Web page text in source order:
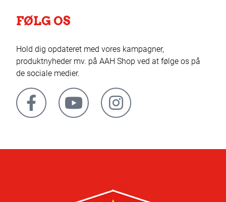
FØLG OS
Hold dig opdateret med vores kampagner,
produktnyheder mv. på AAH Shop ved at følge os på
de sociale medier.